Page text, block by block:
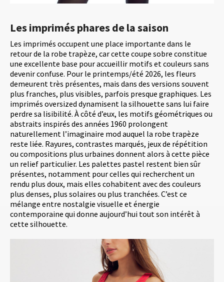
Les imprimés phares de la saison
Les imprimés occupent une place importante dans le
retour de la robe trapèze, car cette coupe sobre constitue
une excellente base pour accueillir motifs et couleurs sans
devenir confuse. Pour le printemps/été 2026, les fleurs
demeurent très présentes, mais dans des versions souvent
plus franches, plus visibles, parfois presque graphiques. Les
imprimés oversized dynamisent la silhouette sans lui faire
perdre sa lisibilité. À côté d’eux, les motifs géométriques ou
abstraits inspirés des années 1960 prolongent
naturellement l’imaginaire mod auquel la robe trapèze
reste liée. Rayures, contrastes marqués, jeux de répétition
ou compositions plus urbaines donnent alors à cette pièce
un relief particulier. Les palettes pastel restent bien sûr
présentes, notamment pour celles qui recherchent un
rendu plus doux, mais elles cohabitent avec des couleurs
plus denses, plus solaires ou plus tranchées. C’est ce
mélange entre nostalgie visuelle et énergie
contemporaine qui donne aujourd’hui tout son intérêt à
cette silhouette.